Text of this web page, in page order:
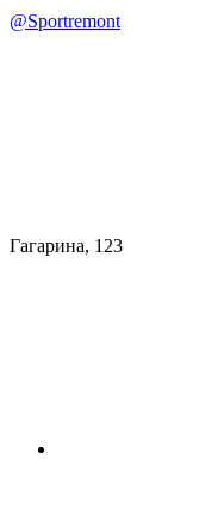
@Sportremont
Гагарина, 123